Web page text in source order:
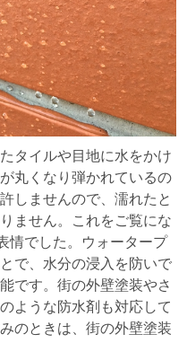
タイルや目地に水をかけ
丸くなり弾かれているの
しませんので、濡れたと
ません。これをご覧にな
情でした。ウォータープ
で、水分の浸入を防いで
です。街の外壁塗装やさ
ような防水剤も対応して
のときは、街の外壁塗装